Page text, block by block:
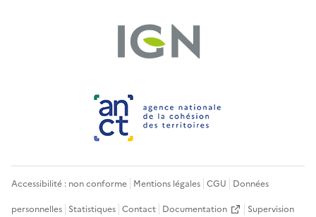
Accessibilité : non conforme Mentions légales CGU
Données
personnelles Statistiques Contact Documentation
Supervision